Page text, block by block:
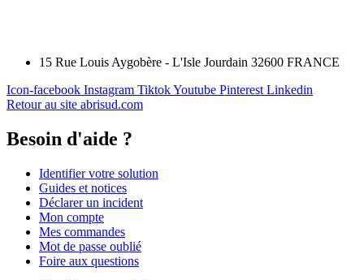
15 Rue Louis Aygobère - L'Isle Jourdain 32600 FRANCE
Icon-facebook Instagram TiktokYoutube Pinterest Linkedin
Retour au site abrisud.com
Besoin d'aide ?
Identifier votre solution
Guides et notices
Déclarer un incident
Mon compte
Mes commandes
Mot de passe oublié
Foire aux questions